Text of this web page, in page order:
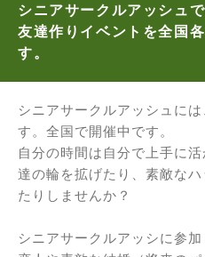
シニアサークルアッシュ
友達作りイベントを全国
す。
シニアサークルアッシュに
す。全国で開催中です。
自分の時間は自分で上手に
達の輪を拡げたり、素敵な
たりしませんか？
シニアサークルアッシに参